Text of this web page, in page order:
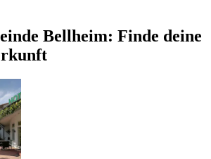
Bellheim: Finde deine